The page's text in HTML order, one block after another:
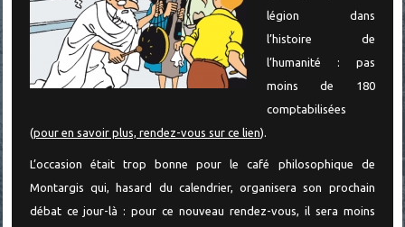
légion dans
l’histoire de
l’humanité : pas
moins de 180
comptabilisées
(pour en savoir plus, rendez-vous sur ce lien).
L’occasion était trop bonne pour le café philosophique de
Montargis qui, hasard du calendrier, organisera son prochain
débat ce jour-là : pour ce nouveau rendez-vous, il sera moins